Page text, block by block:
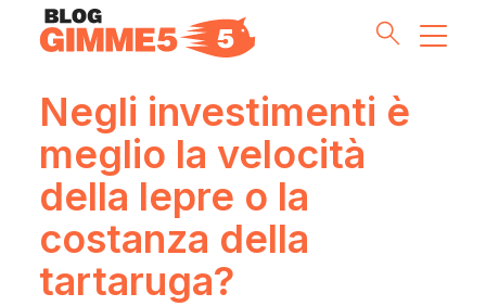
Money Tips
Investment Pills
Lifestyle
Negli investimenti è
meglio la velocità
della lepre o la
costanza della
tartaruga?